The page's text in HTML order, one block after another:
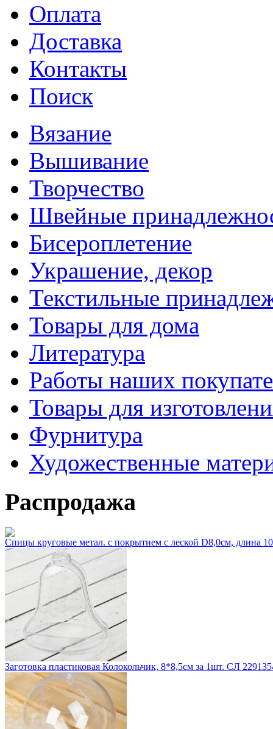
Оплата
Доставка
Контакты
Поиск
Вязание
Вышивание
Творчество
Швейные
Бисероплетение
Украшение, декор
Текстильные
Товары для дома
Литература
Работы наших
Товары для
Фурнитура
Художественные
Распродажа
Спицы круговые метал. с покрытием с леской D8,0см, длина
Заготовка пластиковая Колокольчик, 8*8,5см за 1шт. СЛ